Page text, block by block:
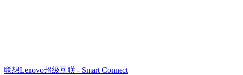
联想Lenovo超级互联 - Smart Connect